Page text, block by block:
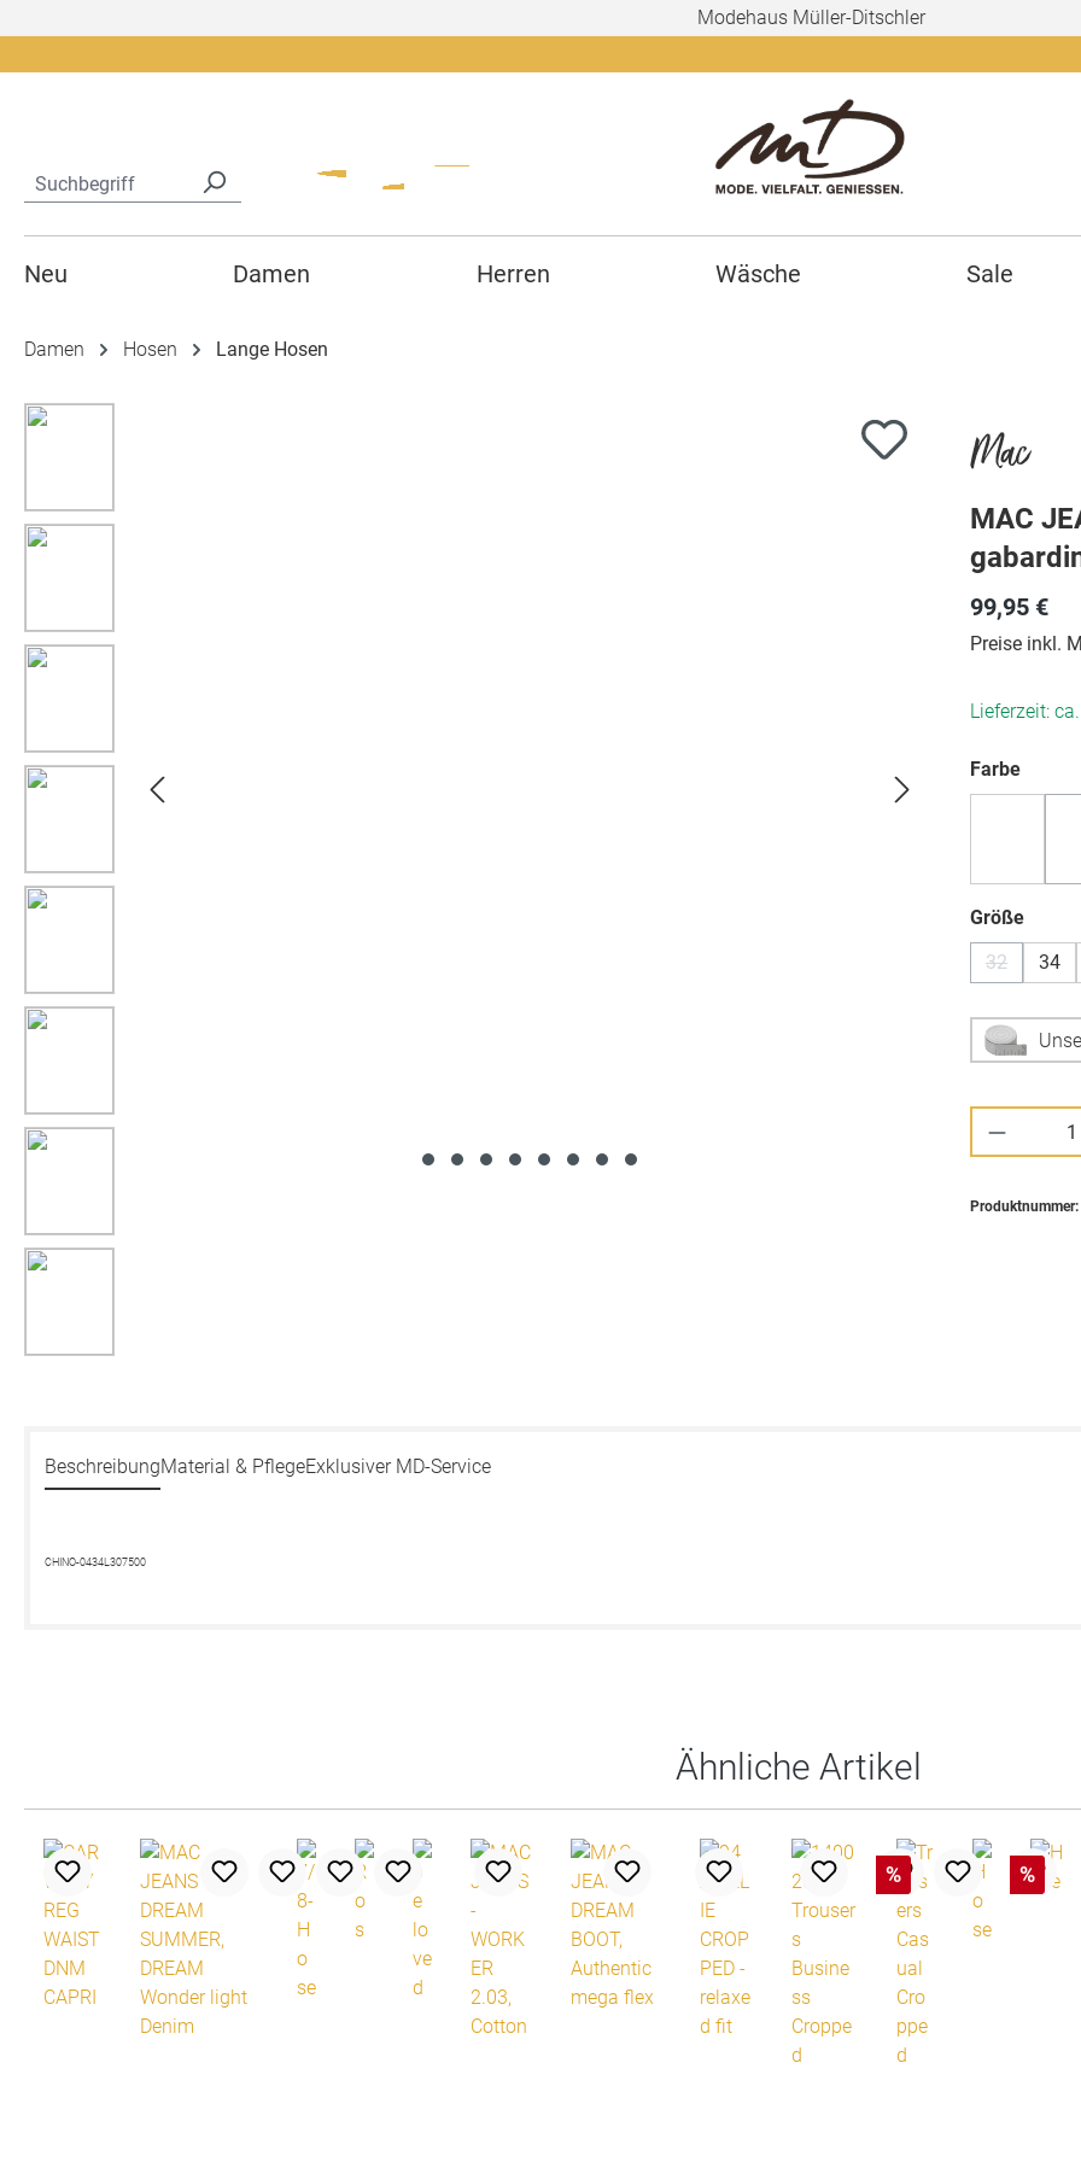
Modehaus Müller-Ditschler
Ab
Neu Damen Herren Wäsche Sale
Damen Hosen Lange Hosen
Bildergalerie überspringen
Mac
MAC
99,95 €
Preise inkl.
Lieferzeit:
Farbe
Größe
32
(Diese
34
Produktnummer:
BeschreibungMaterial & PflegeExklusiver MD-Service
CHINO-0434L307500
Ähnliche Artikel
% %